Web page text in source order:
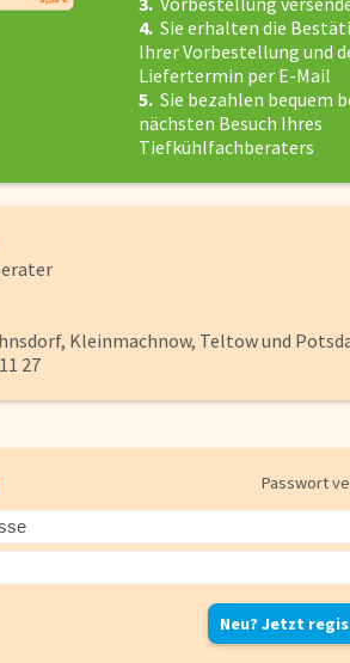
4.Sie erhalten die
Ihrer Vorbestellung und
Liefertermin per E-Mail
5.Sie bezahlen bequem
nächsten Besuch Ihres
Tiefkühlfachberaters
Kleinmachnow, Teltow und
27
Passwort
Neu? Jetzt